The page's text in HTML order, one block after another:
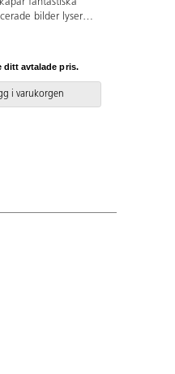
fantastiska
bilder lyser
spännande plats
sagor. Konformad
ditt avtalade pris.
i varukorgen